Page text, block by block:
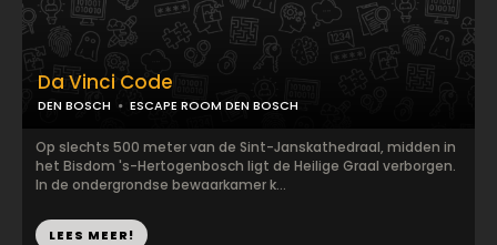
Da Vinci Code
DEN BOSCH ESCAPE ROOM DEN BOSCH
Op slechts 500 meter van de Sint-Janskathedraal, midden in
het Bisdom 's-Hertogenbosch ligt de Heilige Graal verborgen.
In de ondergrondse bewaarkamer k...
LEES MEER!